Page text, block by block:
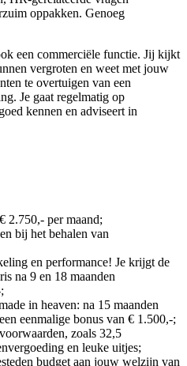
oppakken. Genoeg
een commerciële functie. Jij kijkt
vergroten en weet met jouw
te overtuigen van een
Je gaat regelmatig op
kennen en adviseert in
2.750,- per maand;
bij het behalen van
en performance! Je krijgt de
na 9 en 18 maanden
in heaven: na 15 maanden
eenmalige bonus van € 1.500,-;
zoals 32,5
en leuke uitjes;
budget aan jouw welzijn van